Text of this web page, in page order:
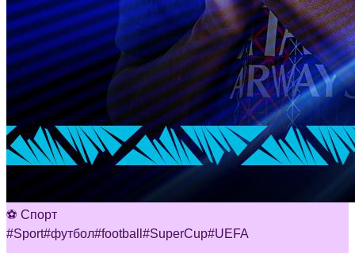
⚽ Спорт
#Sport#футбол#football #SuperCup#UEFA